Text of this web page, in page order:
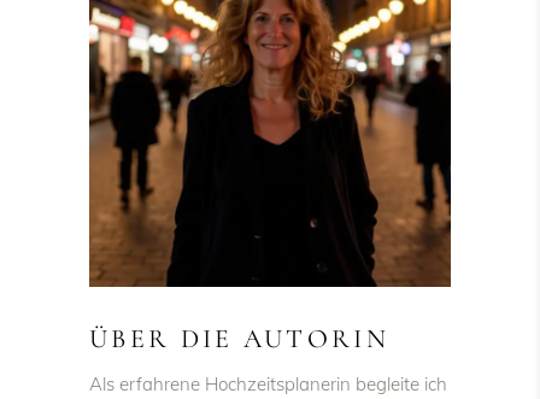
ÜBER DIE AUTORIN
Als erfahrene Hochzeitsplanerin begleite ich